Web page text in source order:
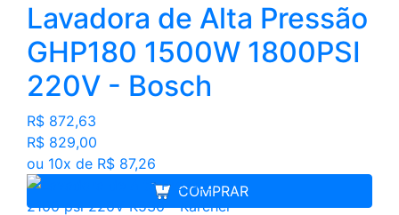
Lavadora de Alta Pressão
GHP180 1500W 1800PSI
220V - Bosch
R$ 872,63
R$ 829,00
ou 10x de R$ 87,26
COMPRAR